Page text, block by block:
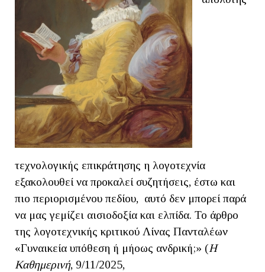
τεχνολογικής επικράτησης η λογοτεχνία
εξακολουθεί να προκαλεί συζητήσεις, έστω και
πιο περιορισμένου πεδίου, αυτό δεν μπορεί παρά
να μας γεμίζει αισιοδοξία και ελπίδα. Το άρθρο
της λογοτεχνικής κριτικού Λίνας Πανταλέων
«Γυναικεία υπόθεση ή μήοως ανδρική;» (Η
Καθημερινή, 9/11/2025,